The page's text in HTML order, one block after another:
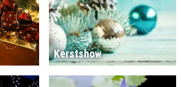
Kerstshow